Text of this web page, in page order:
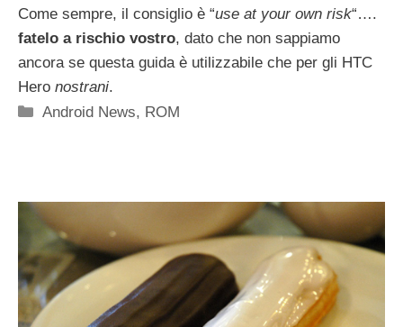
Come sempre, il consiglio è “use at your own risk“….
fatelo a rischio vostro, dato che non sappiamo
ancora se questa guida è utilizzabile che per gli HTC
Hero nostrani.
Categorie
Android News, ROM